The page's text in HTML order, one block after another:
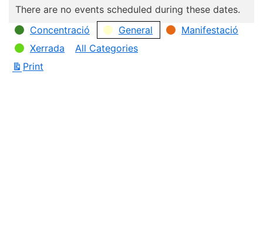
There are no events scheduled during these dates.
Categories
Concentració General
Manifestació
Xerrada
All Categories
Print